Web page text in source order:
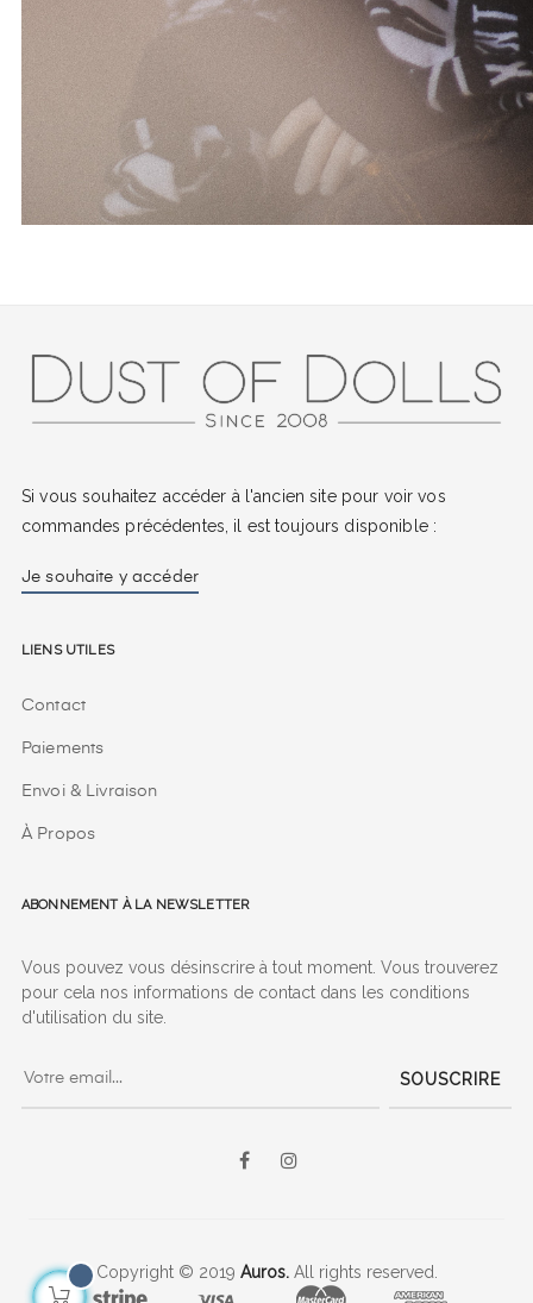
Si vous souhaitez accéder à l'ancien site pour voir vos
commandes précédentes, il est toujours disponible :
Je souhaite y accéder
Liens utiles
Contact
Paiements
Envoi & Livraison
À Propos
Abonnement à la Newsletter
Vous pouvez vous désinscrire à tout moment. Vous trouverez
pour cela nos informations de contact dans les conditions
d'utilisation du site.
SOUSCRIRE
Facebook
Copyright © 2019 Auros.All rights reserved.